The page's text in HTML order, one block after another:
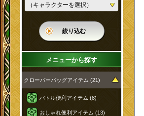
絞り込む
メニューから探す
クローバーバッグアイテム (21)
バトル便利アイテム (8)
おしゃれ便利アイテム (13)